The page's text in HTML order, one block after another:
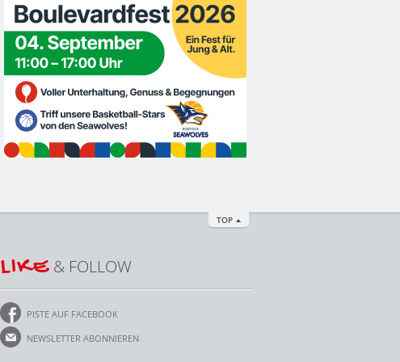
TOP
LIKE& FOLLOW
PISTE AUF FACEBOOK
NEWSLETTER ABONNIEREN